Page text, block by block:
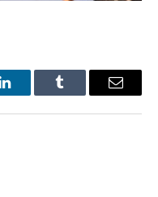
LinkedInTumblr Email